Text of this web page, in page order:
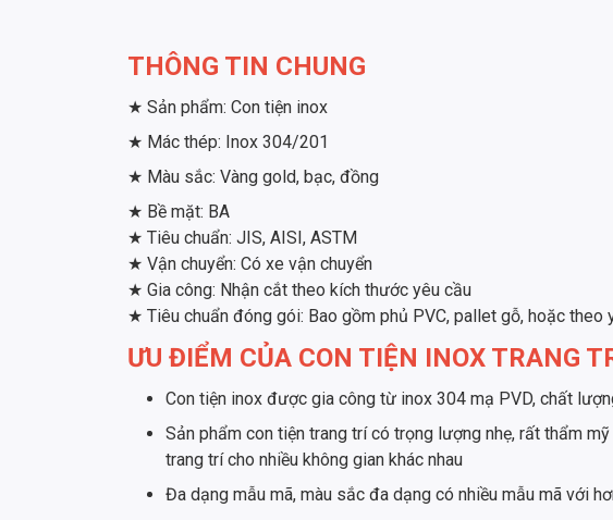
THÔNG TIN CHUNG
★ Sản phẩm: Con tiện inox
★ Mác thép: Inox 304/201
★ Màu sắc: Vàng gold, bạc, đồng
★ Bề mặt: BA
★ Tiêu chuẩn: JIS, AISI, ASTM
★ Vận chuyển: Có xe vận chuyển
★ Gia công: Nhận cắt theo kích thước yêu cầu
★ Tiêu chuẩn đóng gói: Bao gồm phủ PVC, pallet gỗ, hoặc theo
ƯU ĐIỂM CỦA CON TIỆN INOX TRANG
Con tiện inox được gia công từ inox 304 mạ PVD, chất
Sản phẩm con tiện trang trí có trọng lượng nhẹ, rất thẩm
trang trí cho nhiều không gian khác nhau
Đa dạng mẫu mã, màu sắc đa dạng có nhiều mẫu mã với